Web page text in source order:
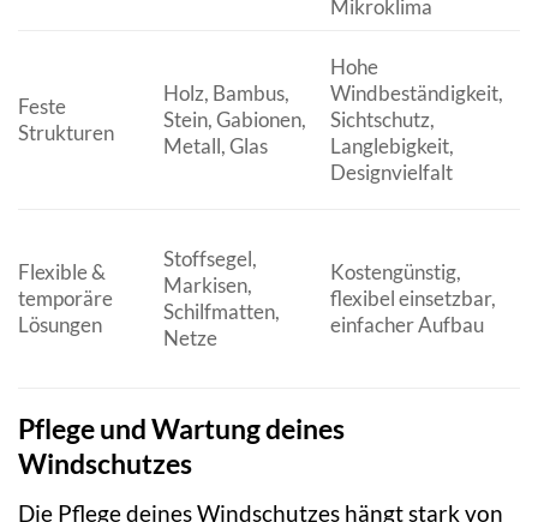
Mikroklima
Feste
Strukturen
Holz, Bambus,
Stein, Gabionen,
Metall, Glas
Hohe
Windbeständigkeit,
Sichtschutz,
Langlebigkeit,
Designvielfalt
Flexible &
temporäre
Lösungen
Stoffsegel,
Markisen,
Schilfmatten,
Netze
Kostengünstig,
flexibel einsetzbar,
einfacher Aufbau
Pflege und Wartung deines
Windschutzes
Die Pflege deines Windschutzes hängt stark von